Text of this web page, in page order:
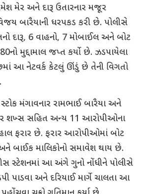
મેર અને દારૂ ઉતારનાર મજૂર
બારૈયાની ધરપકડ કરી છે. પોલીસે
દારૂ, 6 વાહનો, 7 મોબાઈલ અને બોટ
મુદ્દામાલ જપ્ત કર્યો છે. ઝડપાયેલા
આ નેટવર્ક કેટલું ઊંડું છે તેની વિગતો
મંગાવનાર રામભાઈ બારૈયા અને
શખ્સ સહિત અન્ય 11 આરોપીઓના
ફરાર છે. ફરાર આરોપીઓમાં બોટ
અને બાઈક માલિકોનો સમાવેશ થાય છે.
સ્ટેશનમાં આ અંગે ગુનો નોંધીને પોલીસે
પાડવા અને દરિયાઈ માર્ગે ચાલતા આ